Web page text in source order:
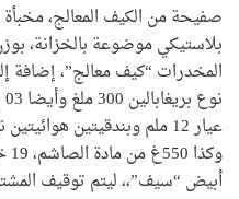
صفيحة من الكيف المعالج،
أبيض “سيف”،، ليتم توقيف